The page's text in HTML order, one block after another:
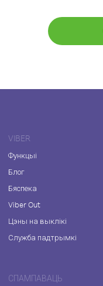
VIBER
Функцыі
Блог
Бяспека
Viber Out
Цэны на выклікі
Служба падтрымкі
СПАМПАВАЦЬ